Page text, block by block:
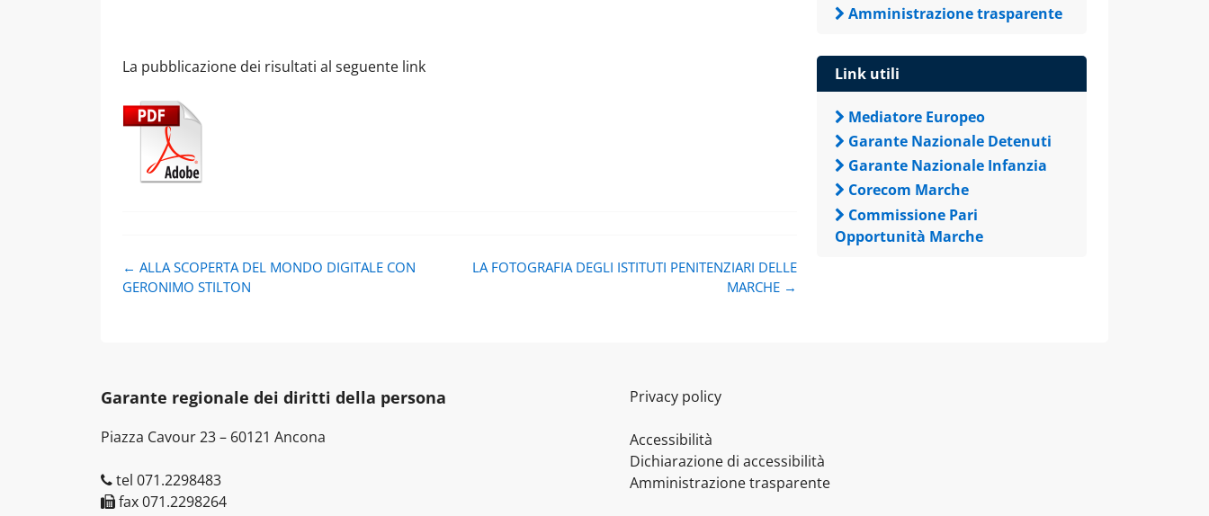
La pubblicazione dei risultati al seguente link
Navigazione
articolo
← ALLA SCOPERTA DEL MONDO DIGITALE CON
GERONIMO STILTON
LA FOTOGRAFIA DEGLI ISTITUTI PENITENZIARI DELLE
MARCHE →
Amministrazione trasparente
Link utili
Mediatore Europeo
Garante Nazionale Detenuti
Garante Nazionale Infanzia
Corecom Marche
Commissione Pari
Opportunità Marche
Garante regionale dei diritti della persona
Piazza Cavour 23 – 60121 Ancona
tel 071.2298483
fax 071.2298264
Privacy policy
Accessibilità
Dichiarazione di accessibilità
Amministrazione trasparente